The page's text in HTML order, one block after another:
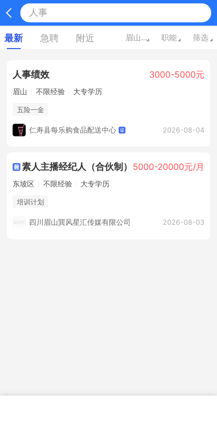
最新 急聘 附近 眉山四川 职能 筛选
人事绩效 3000-5000元
眉山 不限经验 大专学历
五险一金
仁寿县每乐购食品配送中心 2026-08-04
素人主播经纪人（合伙制） 5000-20000元/月
东坡区 不限经验 大专学历
培训计划
四川眉山巽风星汇传媒有限公司 2026-08-03